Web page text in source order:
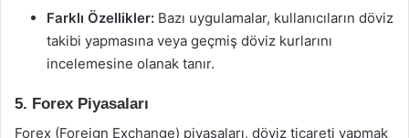
Farklı Özellikler: Bazı uygulamalar, kullanıcıların döviz
takibi yapmasına veya geçmiş döviz kurlarını
incelemesine olanak tanır.
5. Forex Piyasaları
Forex (Foreign Exchange) piyasaları, döviz ticareti yapmak